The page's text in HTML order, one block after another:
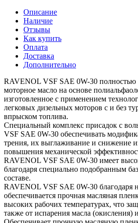
Описание
Наличие
Отзывы
Как купить
Оплата
Доставка
Дополнительно
RAVENOL VSF SAE 0W-30 полностью
моторное масло на основе
изготовленное с применением
легковых дизельных моторов с и без
впрыском топлива.
Специальный комплекс присадок с
VSF SAE 0W-30 обеспечивать
трения, их выглаживание и снижение
повышения механической
RAVENOL VSF SAE 0W-30 имеет
благодаря специально подобранным
составе.
RAVENOL VSF SAE 0W-30 благодаря
обеспечивается прочная масляная
высоких рабочих температурах, что
также от испарения масла (окисления)